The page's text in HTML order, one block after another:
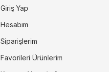
Giriş Yap
Hesabım
Siparişlerim
Favorileri Ürünlerim